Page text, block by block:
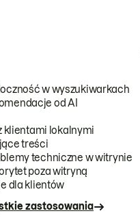
w wyszukiwarkach
od AI
klientami lokalnymi
treści
techniczne w witrynie
poza witryną
dla klientów
zastosowania